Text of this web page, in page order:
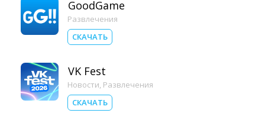
GoodGame
Развлечения
СКАЧАТЬ
VK Fest
Новости, Развлечения
СКАЧАТЬ